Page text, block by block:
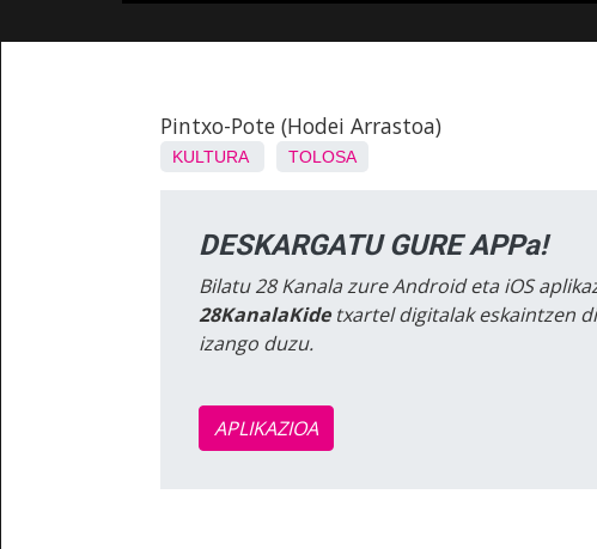
Pintxo-Pote (Hodei Arrastoa)
KULTURA TOLOSA
DESKARGATU GURE APPa!
Bilatu 28 Kanala zure Android eta iOS
28KanalaKidetxartel digitalak eskaintzen
izango duzu.
APLIKAZIOA